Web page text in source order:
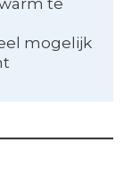
mogelijk